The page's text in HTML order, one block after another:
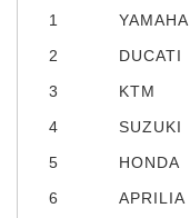
1 YAMAHA
2
DUCATI
3
KTM
4
SUZUKI
5
HONDA
6
APRILIA